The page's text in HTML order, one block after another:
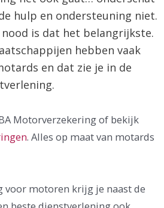
hulp en ondersteuning niet.
is dat het belangrijkste.
hebben vaak
en dat zie je in de
Motorverzekering of bekijk
. Alles op maat van motards
voor motoren krijg je naast de